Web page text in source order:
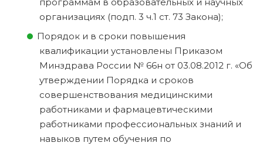
организациях (подп. 3 ч.1 ст. 73 Закона);
Порядок и в сроки повышения
квалификации установлены Приказом
Минздрава России № 66н от 03.08.2012 г. «Об
утверждении Порядка и сроков
совершенствования медицинскими
работниками и фармацевтическими
работниками профессиональных знаний и
навыков путем обучения по